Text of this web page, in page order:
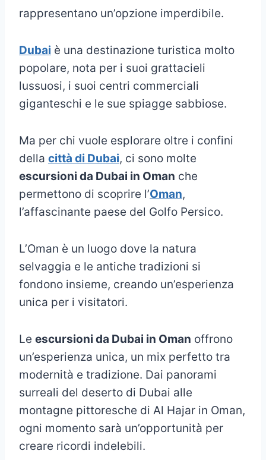
rappresentano un’opzione imperdibile.
Dubai è una destinazione turistica molto
popolare, nota per i suoi grattacieli
lussuosi, i suoi centri commerciali
giganteschi e le sue spiagge sabbiose.
Ma per chi vuole esplorare oltre i confini
della città di Dubai, ci sono molte
escursioni da Dubai in Oman che
permettono di scoprire l’Oman,
l’affascinante paese del Golfo Persico.
L’Oman è un luogo dove la natura
selvaggia e le antiche tradizioni si
fondono insieme, creando un’esperienza
unica per i visitatori.
Le escursioni da Dubai in Oman offrono
un’esperienza unica, un mix perfetto tra
modernità e tradizione. Dai panorami
surreali del deserto di Dubai alle
montagne pittoresche di Al Hajar in Oman,
ogni momento sarà un’opportunità per
creare ricordi indelebili.